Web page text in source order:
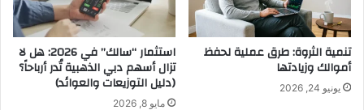
تنمية الثروة: طرق عملية لحفظ
أموالك وزيادتها
يونيو 24, 2026
استثمار “سالك” في 2026: هل لا
تزال أسهم دبي الذهبية تُدر أرباحاً؟
(دليل التوزيعات والعوائد)
مايو 8, 2026